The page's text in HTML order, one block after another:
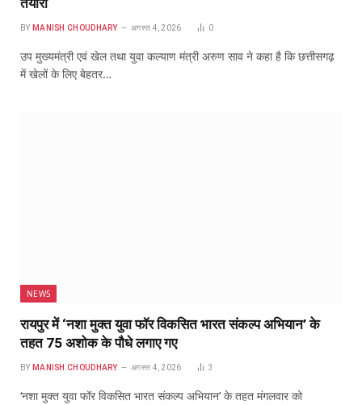
BY MANISH CHOUDHARY अगस्त 4, 2026 0
उप मुख्यमंत्री एवं खेल तथा युवा कल्याण मंत्री अरुण साव ने कहा है कि छत्तीसगढ़
में खेलों के लिए बेहतर…
NEWS
रायपुर में ‘नशा मुक्त युवा फॉर विकसित भारत संकल्प अभियान’ के
तहत 75 अशोक के पौधे लगाए गए
BY MANISH CHOUDHARY अगस्त 4, 2026 3
‘नशा मुक्त युवा फॉर विकसित भारत संकल्प अभियान’ के तहत मंगलवार को